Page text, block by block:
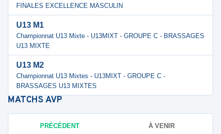
FINALES EXCELLENCE MASCULIN
U13 M1
Championnat U13 Mixte - U13MIXT - GROUPE C - BRASSAGES
U13 MIXTE
U13 M2
Championnat U13 Mixtes - U13MIXT - GROUPE C -
BRASSAGES U13 MIXTES
MATCHS AVP
PRÉCÉDENT À VENIR